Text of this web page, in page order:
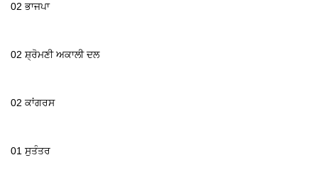
02 ਭਾਜਪਾ
02 ਸ਼੍ਰੋਮਣੀ ਅਕਾਲੀ ਦਲ
02 ਕਾਂਗਰਸ
01 ਸੁਤੰਤਰ